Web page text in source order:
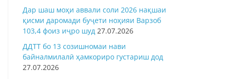
Дар шаш моҳи аввали соли 2026 нақшаи
қисми даромади буҷети ноҳияи Варзоб
103,4 фоиз иҷро шуд 27.07.2026
ДДТТ бо 13 созишномаи нави
байналмилалӣ ҳамкориро густариш дод
27.07.2026